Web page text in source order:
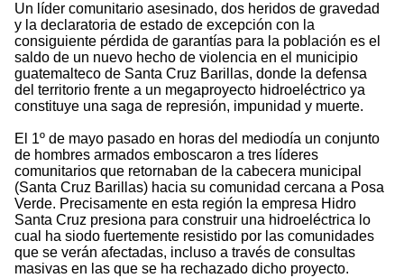
Un líder comunitario asesinado, dos heridos de gravedad
y la declaratoria de estado de excepción con la
consiguiente pérdida de garantías para la población es el
saldo de un nuevo hecho de violencia en el municipio
guatemalteco de Santa Cruz Barillas, donde la defensa
del territorio frente a un megaproyecto hidroeléctrico ya
constituye una saga de represión, impunidad y muerte.
El 1º de mayo pasado en horas del mediodía un conjunto
de hombres armados emboscaron a tres líderes
comunitarios que retornaban de la cabecera municipal
(Santa Cruz Barillas) hacia su comunidad cercana a Posa
Verde. Precisamente en esta región la empresa Hidro
Santa Cruz presiona para construir una hidroeléctrica lo
cual ha siodo fuertemente resistido por las comunidades
que se verán afectadas, incluso a través de consultas
masivas en las que se ha rechazado dicho proyecto.